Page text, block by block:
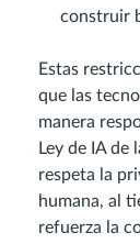
construir
Estas
que las
manera
Ley de IA
respeta la
humana, al
refuerza la